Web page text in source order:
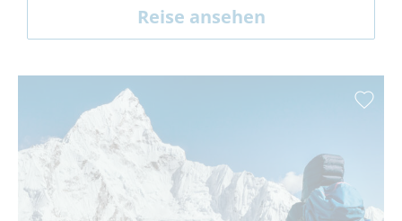
Reise ansehen